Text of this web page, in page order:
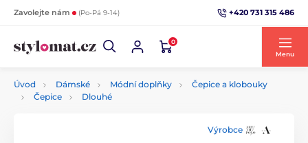
Zavolejte nám (Po-Pá 9-14) +420 731 315 486
0
Menu
Úvod Dámské Módní doplňky
Čepice a klobouky
Čepice
Dlouhé
Výrobce